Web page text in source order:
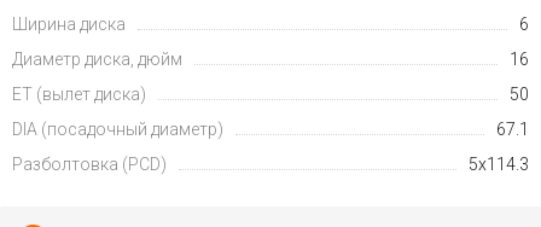
Ширина диска
6
Диаметр диска, дюйм
16
ET (вылет диска)
50
DIA (посадочный диаметр)
67.1
Разболтовка (PCD)
5x114.3